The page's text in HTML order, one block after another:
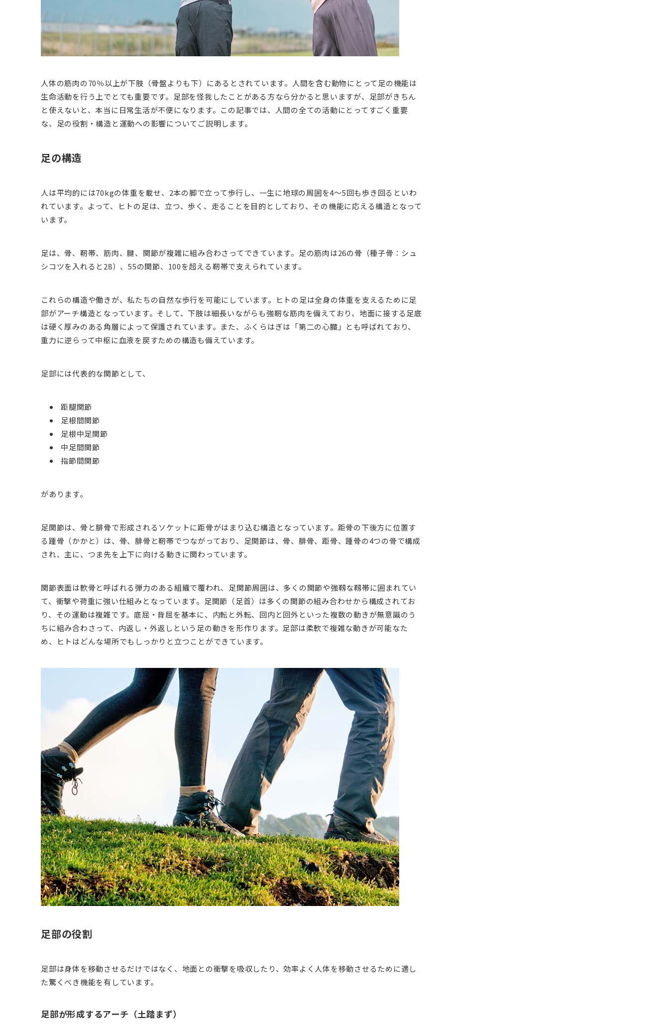
人体の筋肉の70％以上が下肢（骨盤よりも下）にあるとされています。人間を含む動物にとって足の機能は
生命活動を行う上でとても重要です。足部を怪我したことがある方なら分かると思いますが、足部がきちん
と使えないと、本当に日常生活が不便になります。この記事では、人間の全ての活動にとってすごく重要
な、足の役割・構造と運動への影響についてご説明します。
足の構造
人は平均的には70kgの体重を載せ、2本の脚で立って歩行し、一生に地球の周囲を4～5回も歩き回るといわ
れています。よって、ヒトの足は、立つ、歩く、走ることを目的としており、その機能に応える構造となって
います。
足は、骨、靭帯、筋肉、腱、関節が複雑に組み合わさってできています。足の筋肉は26の骨（種子骨：シュ
シコツを入れると28）、55の関節、100を超える靭帯で支えられています。
これらの構造や働きが、私たちの自然な歩行を可能にしています。ヒトの足は全身の体重を支えるために足
部がアーチ構造となっています。そして、下肢は細長いながらも強靭な筋肉を備えており、地面に接する足底
は硬く厚みのある角層によって保護されています。また、ふくらはぎは「第二の心臓」とも呼ばれており、
重力に逆らって中枢に血液を戻すための構造も備えています。
足部には代表的な関節として、
距腿関節
足根間関節
足根中足関節
中足間関節
指節間関節
があります。
足関節は、骨と腓骨で形成されるソケットに距骨がはまり込む構造となっています。距骨の下後方に位置す
る踵骨（かかと）は、骨、腓骨と靭帯でつながっており、足関節は、骨、腓骨、距骨、踵骨の4つの骨で構成
され、主に、つま先を上下に向ける動きに関わっています。
関節表面は軟骨と呼ばれる弾力のある組織で覆われ、足関節周囲は、多くの関節や強靱な靱帯に囲まれてい
て、衝撃や荷重に強い仕組みとなっています。足関節（足首）は多くの関節の組み合わせから構成されてお
り、その運動は複雑です。底屈・背屈を基本に、内転と外転、回内と回外といった複数の動きが無意識のう
ちに組み合わさって、内返し・外返しという足の動きを形作ります。足部は柔軟で複雑な動きが可能なた
め、ヒトはどんな場所でもしっかりと立つことができています。
足部の役割
足部は身体を移動させるだけではなく、地面との衝撃を吸収したり、効率よく人体を移動させるために適し
た驚くべき機能を有しています。
足部が形成するアーチ（土踏まず）